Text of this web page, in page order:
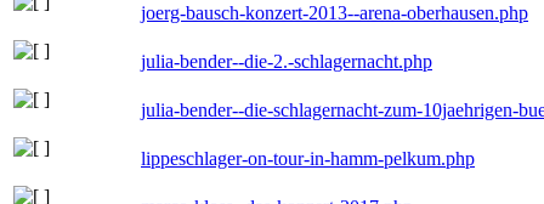
joerg-bausch-konzert-2013--arena-oberhausen.php
julia-bender--die-2.-schlagernacht.php
julia-bender--die-schlagernacht-zum-10jaehrigen-
lippeschlager-on-tour-in-hamm-pelkum.php